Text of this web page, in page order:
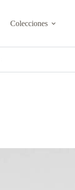
Colecciones